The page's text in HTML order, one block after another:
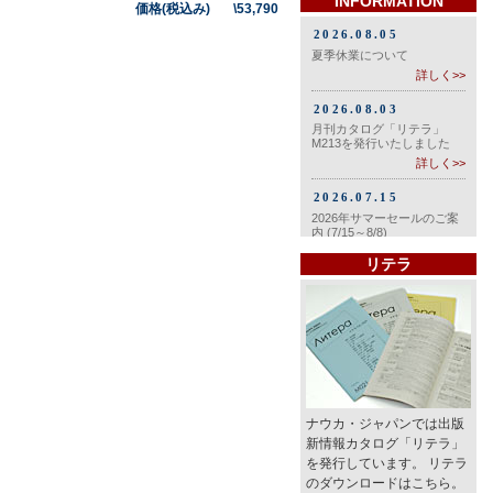
価格(税込み) \53,790
リテラ
ナウカ・ジャパンでは出版
新情報カタログ「リテラ」
を発行しています。 リテラ
のダウンロードはこちら。